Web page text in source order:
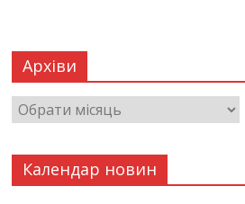
Архіви
Календар новин